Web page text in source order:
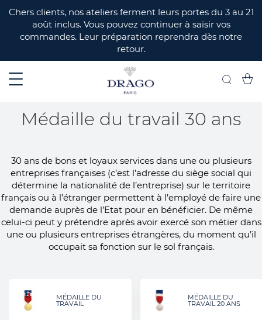
Chers clients, nos ateliers ferment leurs portes du 3 au 21
août inclus. Vous pouvez continuer à saisir vos
commandes. Leur préparation reprendra dès notre
retour.
Médaille du travail 30 ans
30 ans de bons et loyaux services dans une ou plusieurs
entreprises françaises (c’est l’adresse du siège social qui
détermine la nationalité de l’entreprise) sur le territoire
français ou à l’étranger permettent à l’employé de faire une
demande auprès de l’Etat pour en bénéficier. De même
celui-ci peut y prétendre après avoir exercé son métier dans
une ou plusieurs entreprises étrangères, du moment qu’il
occupait sa fonction sur le sol français.
MÉDAILLE DU
TRAVAIL
MÉDAILLE DU
TRAVAIL 20 ANS